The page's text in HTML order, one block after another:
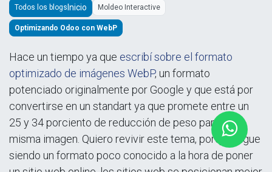
Todos los blogs Moldeo Interactive
Optimizando Odoo con WebP
Hace un tiempo ya que escribí sobre el formato
optimizado de imágenes WebP, un formato
potenciado originalmente por Google y que está por
convertirse en un standart ya que promete entre un
25 y 34 porciento de reducción de peso para la
misma imagen. Quiero revivir este tema, porque sigue
siendo un formato poco conocido a la hora de poner